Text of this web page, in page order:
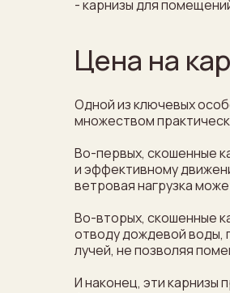
- карнизы для
Цена на
Одной из ключевых
множеством
Во-первых, скошенные
и эффективному
ветровая нагрузка
Во-вторых, скошенные
отводу дождевой воды,
лучей, не позволяя
И наконец, эти карнизы